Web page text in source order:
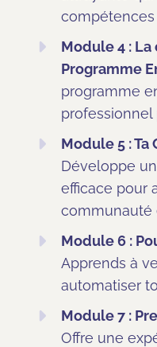
Module 4 :
Programme
programme
professionnel
Module 5 :
Développe
efficace pour
communauté
Module 6 :
Apprends à
automatiser
Module 7 :
Offre une